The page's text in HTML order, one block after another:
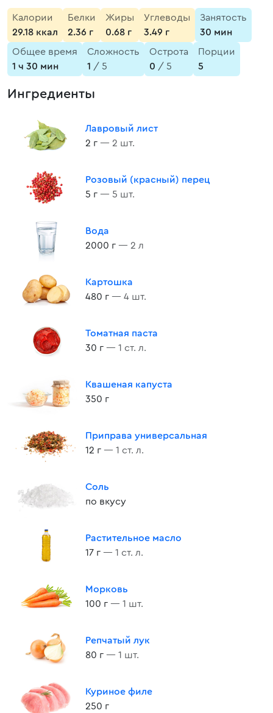
Калории
29.18 ккал
Белки
2.36 г
Жиры
0.68 г
Углеводы
3.49 г
Занятость
30 мин
Общее время
1 ч 30 мин
Сложность
1 / 5
Острота
0 / 5
Порции
5
Ингредиенты
Лавровый лист
2 г — 2 шт.
Розовый (красный) перец
5 г — 5 шт.
Вода
2000 г — 2 л
Картошка
480 г — 4 шт.
Томатная паста
30 г — 1 ст. л.
Квашеная капуста
350 г
Приправа универсальная
12 г — 1 ст. л.
Соль
по вкусу
Растительное масло
17 г — 1 ст. л.
Морковь
100 г — 1 шт.
Репчатый лук
80 г — 1 шт.
Куриное филе
250 г